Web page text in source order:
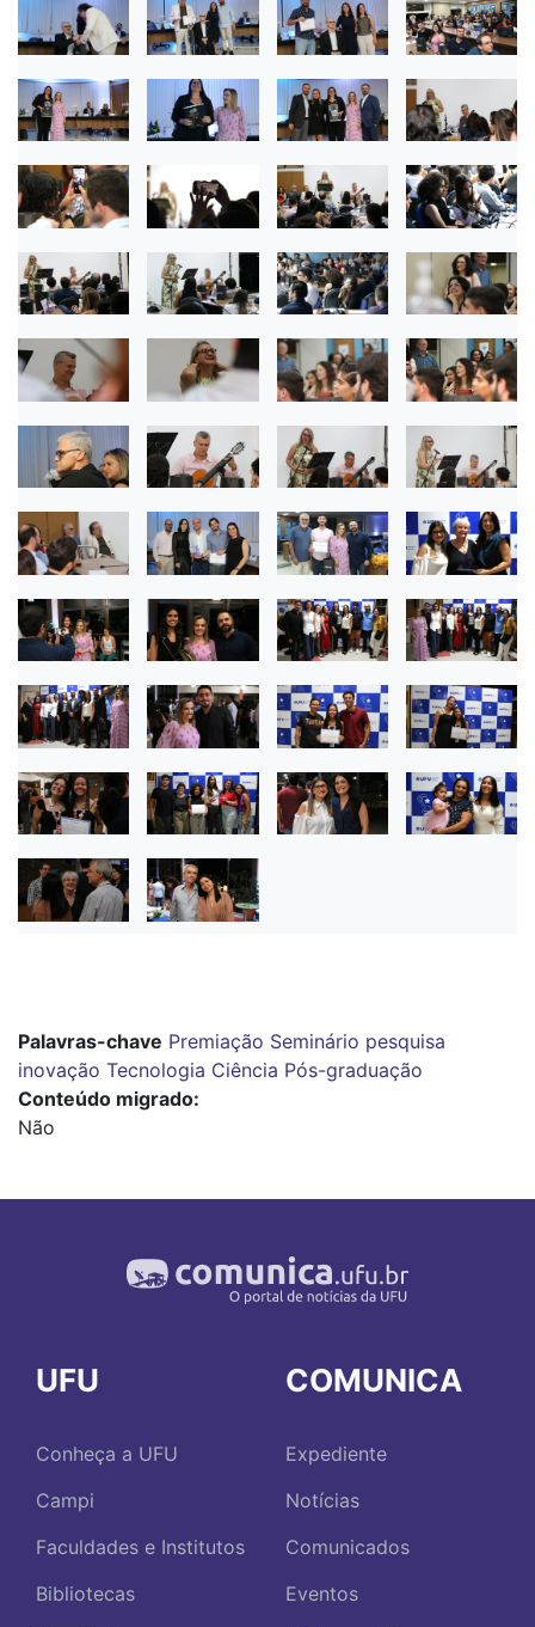
Palavras-chave Premiação Seminário pesquisa
inovação Tecnologia Ciência Pós-graduação
Conteúdo migrado
Não
UFU
Conheça a UFU
Campi
Faculdades e Institutos
Bibliotecas
COMUNICA
Expediente
Notícias
Comunicados
Eventos